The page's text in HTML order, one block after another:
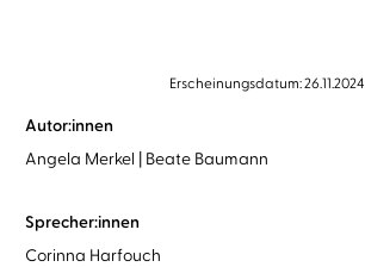
Erscheinungsdatum: 26.11.2024
Autor:innen
Angela Merkel Beate Baumann
Sprecher:innen
Corinna Harfouch